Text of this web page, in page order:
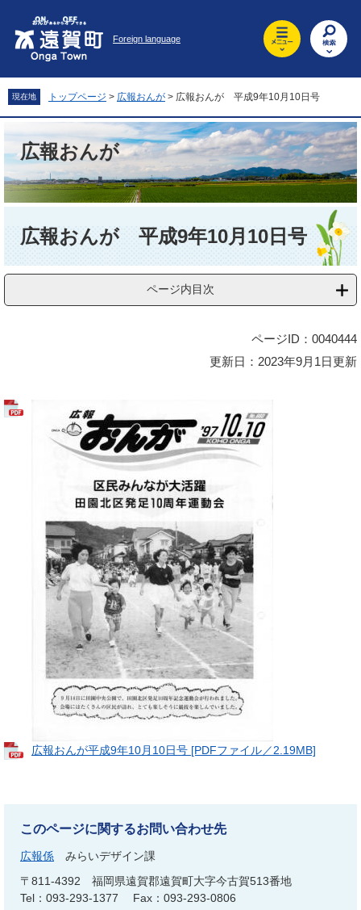
先
頭
を
飛
文
へ
Foreign language
現在地 トップページ > 広報おんが > 広報おんが 平成9年10月10日号
広報おんが
広報おんが 平成9年10月10日号
ページ内目次
ページID：0040444
更新日：2023年9月1日更新
広報おんが平成9年10月10日号 [PDFファイル／2.19MB]
このページに関するお問い合わせ先
広報係
みらいデザイン課
〒811-4392
福岡県遠賀郡遠賀町大字今古賀513番地
Tel：093-293-1377
Fax：093-293-0806